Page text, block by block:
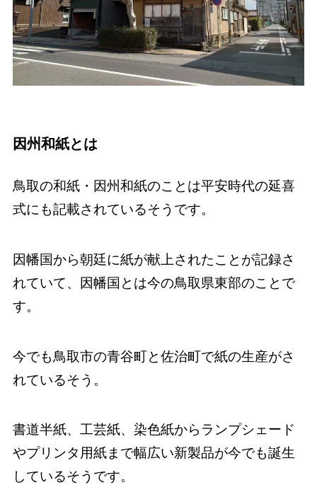
因州和紙とは
鳥取の和紙・因州和紙のことは平安時代の延喜
式にも記載されているそうです。
因幡国から朝廷に紙が献上されたことが記録さ
れていて、因幡国とは今の鳥取県東部のことで
す。
今でも鳥取市の青谷町と佐治町で紙の生産がさ
れているそう。
書道半紙、工芸紙、染色紙からランプシェード
やプリンタ用紙まで幅広い新製品が今でも誕生
しているそうです。